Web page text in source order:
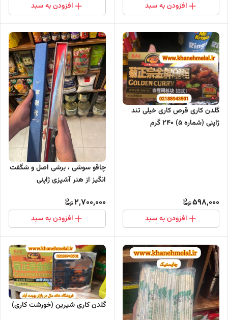
افزودن به سبد افزودن به سبد
گلدن کاری قرص کاری خیلی تند
ژاپنی (شماره ۵) ۲۴۰ گرم
598,000
افزودن به سبد
چاقو سوشی ، برشی اصل و شگفت
‌انگیز از هنر آشپزی ژاپنی
2,700,000
افزودن به سبد
گلدن کاری شیرین (خورشت کاری)